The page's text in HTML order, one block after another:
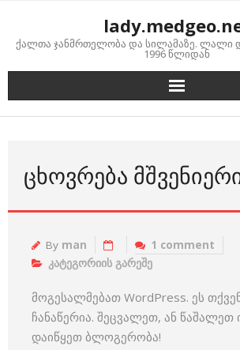
content
ქალთა ჯანმრთელობა და სილამაზე. ლალი
1996 წლიდან
ᲪᲮᲝᲕᲠᲔᲑᲐ
By man
1 comment
კატეგორიის გარეშე
მოგესალმებათ WordPress. ეს
ჩანაწერია. შეცვალეთ, ან წაშალეთ
დაიწყეთ ბლოგერობა!